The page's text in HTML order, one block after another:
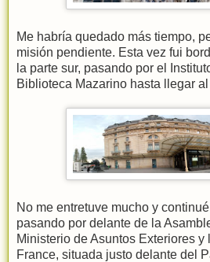
Me habría quedado más tiempo,
misión pendiente. Esta vez fui
la parte sur, pasando por el
Biblioteca Mazarino hasta llegar al
No me entretuve mucho y
pasando por delante de la
Ministerio de Asuntos Exteriores y
France, situada justo delante del